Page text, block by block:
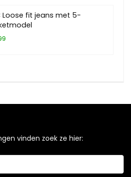
Loose fit jeans met 5-
vinden zoek ze hier: